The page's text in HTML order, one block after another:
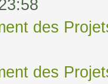
des
des